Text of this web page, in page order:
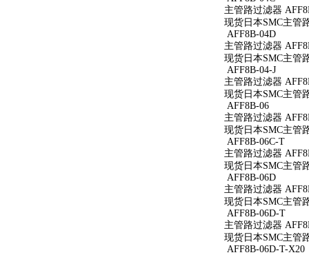
主管路过滤器
现货日本SMC主管
AFF8B-04D
主管路过滤器
现货日本SMC主管
AFF8B-04-J
主管路过滤器
现货日本SMC主管
AFF8B-06
主管路过滤器
现货日本SMC主管
AFF8B-06C-T
主管路过滤器
现货日本SMC主管
AFF8B-06D
主管路过滤器
现货日本SMC主管
AFF8B-06D-T
主管路过滤器
现货日本SMC主管
AFF8B-06D-T-X20